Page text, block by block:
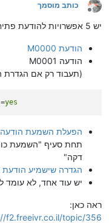
מנותק
כותב מוסמך
יש 5 אפשרויות להודעת פתיחה
הודעת M0000
הודעה M0001
(תעבוד רק אם הגדרת
yes
הפעלת השמעת הודעה
תחת סעיף "השמעת
דקה"
הגדרה שישמיע
יש עוד אחד, לא עומד
ראה כאן: